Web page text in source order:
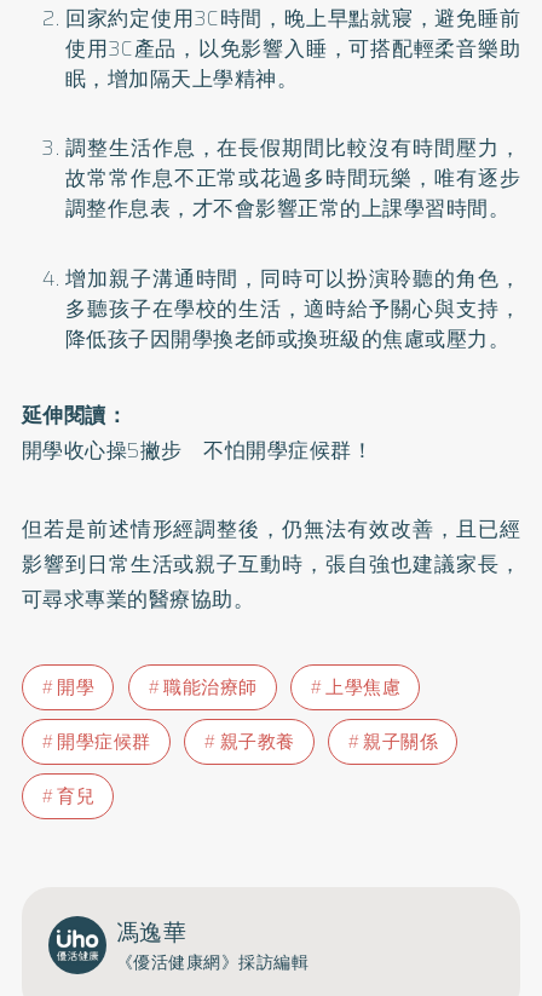
回家約定使用3C時間，晚上早點就寢，避免睡前
使用3C產品，以免影響入睡，可搭配輕柔音樂助
眠，增加隔天上學精神。
調整生活作息，在長假期間比較沒有時間壓力，
故常常作息不正常或花過多時間玩樂，唯有逐步
調整作息表，才不會影響正常的上課學習時間。
增加親子溝通時間，同時可以扮演聆聽的角色，
多聽孩子在學校的生活，適時給予關心與支持，
降低孩子因開學換老師或換班級的焦慮或壓力。
延伸閱讀：
開學收心操5撇步 不怕開學症候群！
但若是前述情形經調整後，仍無法有效改善，且已經
影響到日常生活或親子互動時，張自強也建議家長，
可尋求專業的醫療協助。
開學 職能治療師
上學焦慮
開學症候群
親子教養
親子關係
育兒
馮逸華
《優活健康網》採訪編輯